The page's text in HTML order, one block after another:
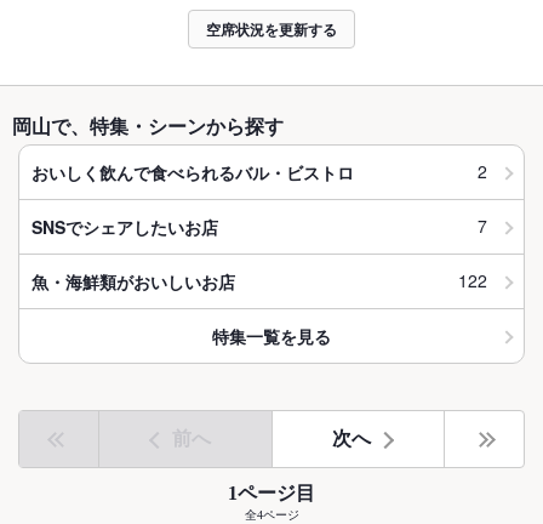
空席状況を更新する
岡山で、特集・シーンから探す
おいしく飲んで食べられるバル・ビストロ 2
SNSでシェアしたいお店 7
魚・海鮮類がおいしいお店 122
特集一覧を見る
前へ 次へ
1ページ目
全4ページ